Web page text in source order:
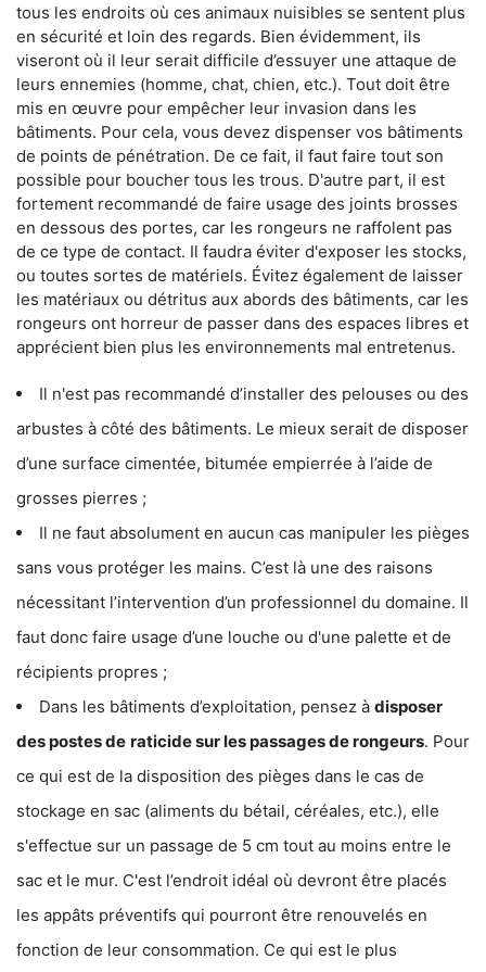
tous les endroits où ces animaux nuisibles se sentent plus
en sécurité et loin des regards. Bien évidemment, ils
viseront où il leur serait difficile d’essuyer une attaque de
leurs ennemies (homme, chat, chien, etc.). Tout doit être
mis en œuvre pour empêcher leur invasion dans les
bâtiments. Pour cela, vous devez dispenser vos bâtiments
de points de pénétration. De ce fait, il faut faire tout son
possible pour boucher tous les trous. D'autre part, il est
fortement recommandé de faire usage des joints brosses
en dessous des portes, car les rongeurs ne raffolent pas
de ce type de contact. Il faudra éviter d'exposer les stocks,
ou toutes sortes de matériels. Évitez également de laisser
les matériaux ou détritus aux abords des bâtiments, car les
rongeurs ont horreur de passer dans des espaces libres et
apprécient bien plus les environnements mal entretenus.
Il n'est pas recommandé d’installer des pelouses ou des
arbustes à côté des bâtiments. Le mieux serait de disposer
d’une surface cimentée, bitumée empierrée à l’aide de
grosses pierres ;
Il ne faut absolument en aucun cas manipuler les pièges
sans vous protéger les mains. C’est là une des raisons
nécessitant l’intervention d’un professionnel du domaine. Il
faut donc faire usage d’une louche ou d'une palette et de
récipients propres ;
Dans les bâtiments d’exploitation, pensez à disposer
des postes de raticide sur les passages de rongeurs. Pour
ce qui est de la disposition des pièges dans le cas de
stockage en sac (aliments du bétail, céréales, etc.), elle
s'effectue sur un passage de 5 cm tout au moins entre le
sac et le mur. C'est l’endroit idéal où devront être placés
les appâts préventifs qui pourront être renouvelés en
fonction de leur consommation. Ce qui est le plus